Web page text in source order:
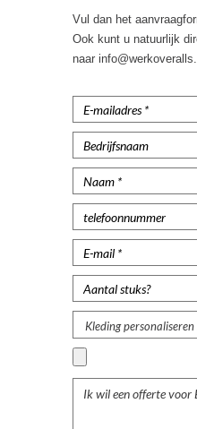
Vul dan het
Ook kunt u natuurlijk
naar
Kleding personaliseren